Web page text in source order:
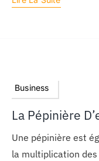
Business
La Pépinière
Une pépinière est
la multiplication